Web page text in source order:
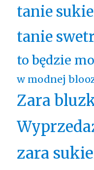
tanie
tanie
to będzie
w modnej
Zara
zara